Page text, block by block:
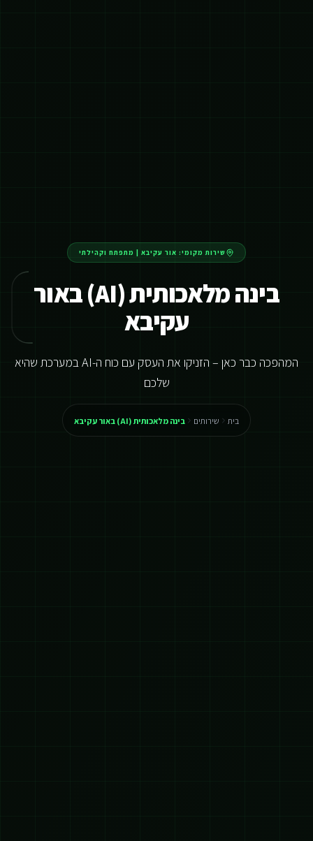
שירות מקומי: אור עקיבא מתפתח וקהילתי
בינה מלאכותית (AI) באור
עקיבא
המהפכה כבר כאן – הזניקו את העסק עם כוח ה-AI במערכת שהיא
שלכם
בית שירותים בינה מלאכותית (AI) באור עקיבא